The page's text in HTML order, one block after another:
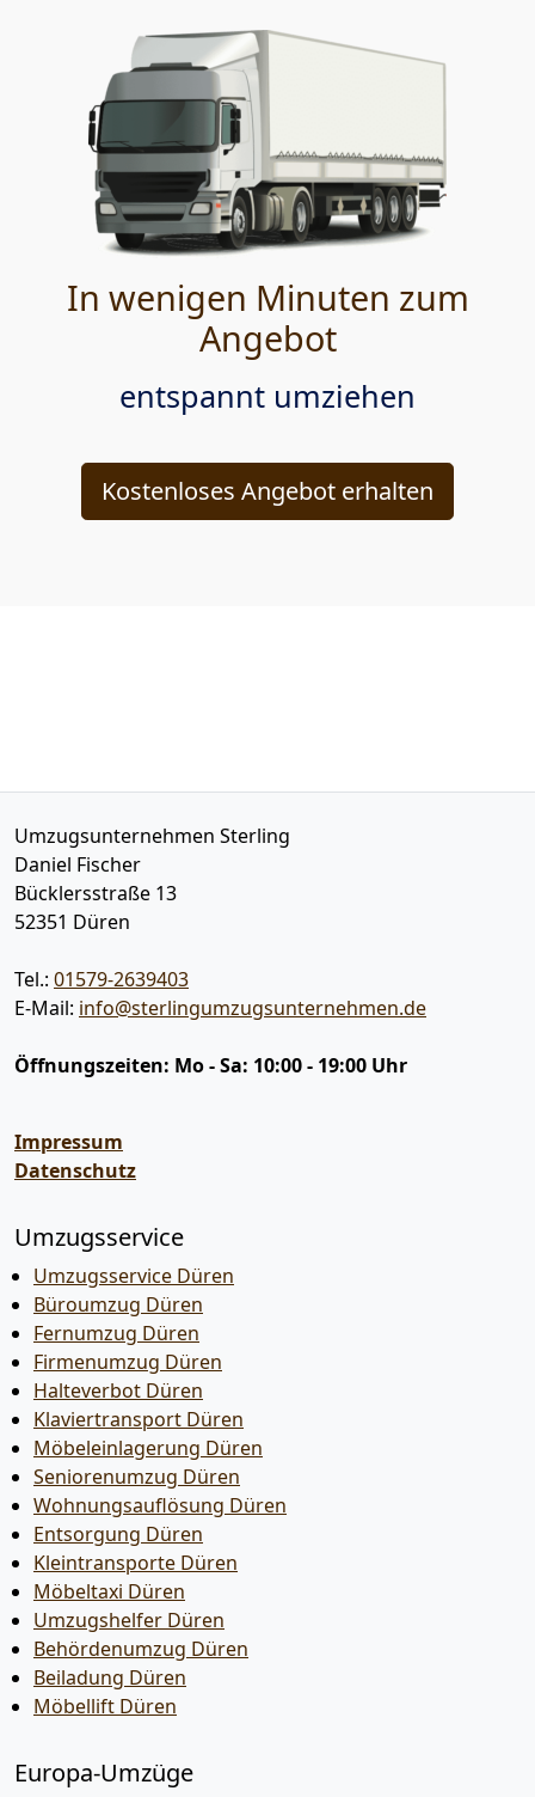
In wenigen Minuten zum
Angebot
entspannt umziehen
Kostenloses Angebot erhalten
Umzugsunternehmen Sterling
Daniel Fischer
Bücklersstraße 13
52351 Düren
Tel.: 01579-2639403
E-Mail: info@sterlingumzugsunternehmen.de
Öffnungszeiten: Mo - Sa: 10:00 - 19:00 Uhr
Impressum
Datenschutz
Umzugsservice
Umzugsservice Düren
Büroumzug Düren
Fernumzug Düren
Firmenumzug Düren
Halteverbot Düren
Klaviertransport Düren
Möbeleinlagerung Düren
Seniorenumzug Düren
Wohnungsauflösung Düren
Entsorgung Düren
Kleintransporte Düren
Möbeltaxi Düren
Umzugshelfer Düren
Behördenumzug Düren
Beiladung Düren
Möbellift Düren
Europa-Umzüge